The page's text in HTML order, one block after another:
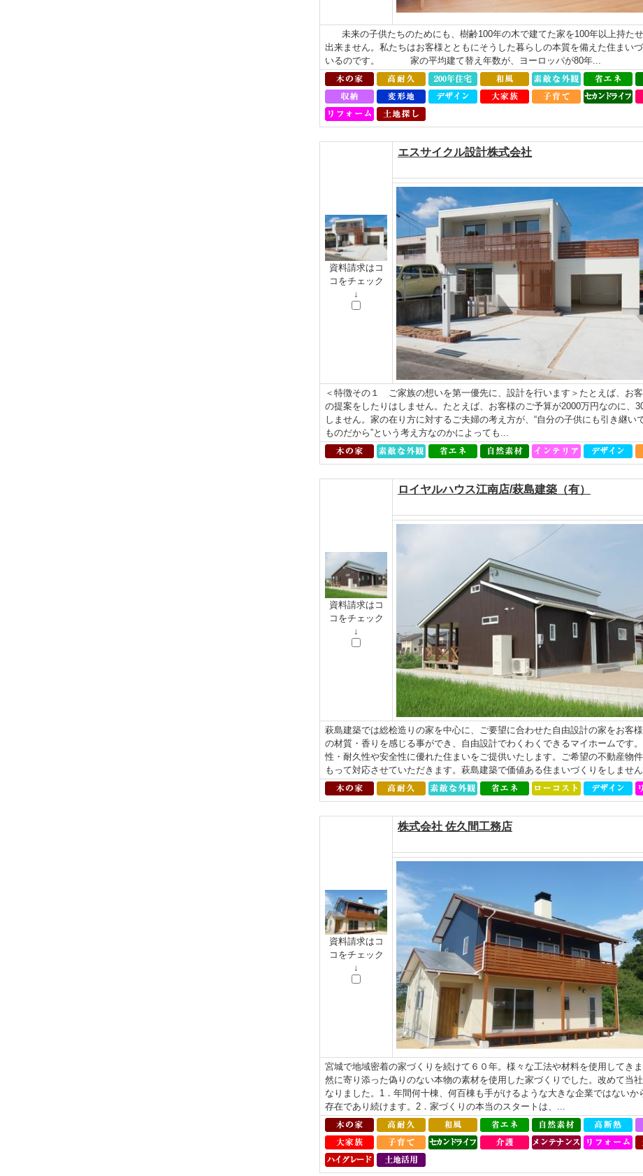
未来の子供たちのためにも、樹齢100年の木で建てた家を100年以上持た
出来ません。私たちはお客様とともにそうした暮らしの本質を備えた住まい
いるのです。 家の平均建て替え年数が、ヨーロッパが80年...
資料請求はコ
コをチェック
↓
エスサイクル設計株式会社
＜特徴その１ ご家族の想いを第一優先に、設計を行います＞たとえば、お
の提案をしたりはしません。たとえば、お客様のご予算が2000万円なのに、
しません。家の在り方に対するご夫婦の考え方が、“自分の子供にも引き継い
ものだから”という考え方なのかによっても...
資料請求はコ
コをチェック
↓
ロイヤルハウス江南店/萩島建築（有）
萩島建築では総桧造りの家を中心に、ご要望に合わせた自由設計の家をお客
の材質・香りを感じる事ができ、自由設計でわくわくできるマイホームです
性・耐久性や安全性に優れた住まいをご提供いたします。ご希望の不動産物
もって対応させていただきます。萩島建築で価値ある住まいづくりをしません
資料請求はコ
コをチェック
↓
株式会社 佐久間工務店
宮城で地域密着の家づくりを続けて６０年。様々な工法や材料を使用してき
然に寄り添った偽りのない本物の素材を使用した家づくりでした。改めて当
なりました。1．年間何十棟、何百棟も手がけるような大きな企業ではない
存在であり続けます。2．家づくりの本当のスタートは、...